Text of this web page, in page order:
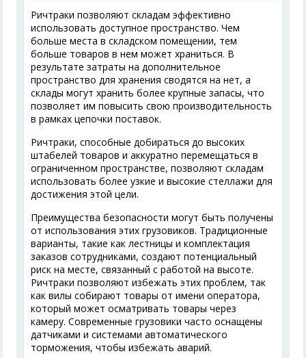
Ричтраки позволяют складам эффективно
использовать доступное пространство. Чем
больше места в складском помещении, тем
больше товаров в нем может храниться. В
результате затраты на дополнительное
пространство для хранения сводятся на нет, а
склады могут хранить более крупные запасы, что
позволяет им повысить свою производительность
в рамках цепочки поставок.
Ричтраки, способные добираться до высоких
штабелей товаров и аккуратно перемещаться в
ограниченном пространстве, позволяют складам
использовать более узкие и высокие стеллажи для
достижения этой цели.
Преимущества безопасности могут быть получены
от использования этих грузовиков. Традиционные
варианты, такие как лестницы и комплектация
заказов сотрудниками, создают потенциальный
риск на месте, связанный с работой на высоте.
Ричтраки позволяют избежать этих проблем, так
как вилы собирают товары от имени оператора,
который может осматривать товары через
камеру. Современные грузовики часто оснащены
датчиками и системами автоматического
торможения, чтобы избежать аварий.